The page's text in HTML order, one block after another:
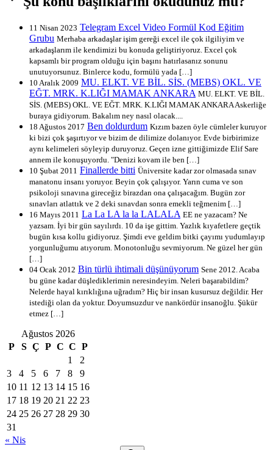
11 Nisan 2023 Telegram Excel Video Formül Kod Eğitim
Grubu Merhaba arkadaşlar işim gereği excel ile çok ilgiliyim ve
arkadaşlarım ile kendimizi bu konuda geliştiriyoruz. Excel çok
kapsamlı bir program olduğu için başını hatırlasanız sonunu
unutuyorsunuz. Binlerce kodu, formülü yada […]
10 Aralık 2009 MU. ELKT. VE BİL. SİS. (MEBS) OKL. VE
EĞT. MRK. K.LIĞI MAMAK ANKARA MU. ELKT. VE BİL.
SİS. (MEBS) OKL. VE EĞT. MRK. K.LIĞI MAMAK ANKARA Askerliğe
buraya gidiyorum. Bakalım ney nasıl olacak....
18 Ağustos 2017 Ben doldurdum Kızım bazen öyle cümleler kuruyor
ki bizi çok şaşırtıyor ve bizim de dilimize dolanıyor. Evde birbirimize
aynı kelimeleri söyleyip duruyoruz. Geçen izne gittiğimizde Elif Sare
annem ile konuşuyordu. "Denizi kovam ile ben […]
10 Şubat 2011 Finallerde bitti Üniversite kadar zor olmasada sınav
manatonu insanı yoruyor. Beyin çok çalışıyor. Yarın cuma ve son
psikoloji sınavına gireceğiz birazdan ona çalışacağım. Bugün zor
sınavları atlattık ve 2 deki sınavdan sonra emekli teğmenim […]
16 Mayıs 2011 La La LA la la LALALA EE ne yazacam? Ne
yazsam. İyi bir gün sayılırdı. 10 da işe gittim. Yazlık kıyafetlere geçtik
bugün kısa kollu gidiyoruz. Şimdi eve geldim bitki çayımı yudumlayıp
yorgunluğumu atıyorum. Monotonluğu sevmiyorum. Ne güzel her gün
[…]
04 Ocak 2012 Bin türlü ihtimali düşünüyorum Sene 2012. Acaba
bu güne kadar düşlediklerimin neresindeyim. Neleri başarabildim?
Nelerde hayal kırıklığına uğradım? Hiç bir insan kusursuz değildir. Her
istediği olan da yoktur. Doyumsuzdur ve nankördür insanoğlu. Şükür
etmez […]
Ağustos 2026
P
S Ç P C C P
1
2
3
4 5 6 7 8
9
10 11 12 13 14 15 16
17 18 19 20 21 22 23
24 25 26 27 28 29 30
31
« Nis